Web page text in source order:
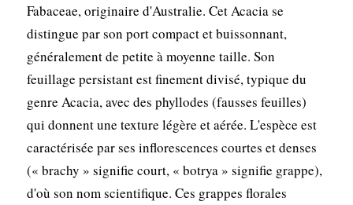
Fabaceae, originaire d'Australie. Cet Acacia se
distingue par son port compact et buissonnant,
généralement de petite à moyenne taille. Son
feuillage persistant est finement divisé, typique du
genre Acacia, avec des phyllodes (fausses feuilles)
qui donnent une texture légère et aérée. L'espèce est
caractérisée par ses inflorescences courtes et denses
(« brachy » signifie court, « botrya » signifie grappe),
d'où son nom scientifique. Ces grappes florales